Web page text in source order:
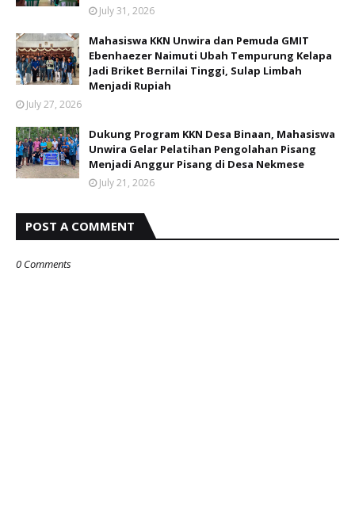
July 31, 2026
Mahasiswa KKN Unwira dan Pemuda GMIT
Ebenhaezer Naimuti Ubah Tempurung Kelapa
Jadi Briket Bernilai Tinggi, Sulap Limbah
Menjadi Rupiah
July 27, 2026
Dukung Program KKN Desa Binaan, Mahasiswa
Unwira Gelar Pelatihan Pengolahan Pisang
Menjadi Anggur Pisang di Desa Nekmese
July 21, 2026
POST A COMMENT
0 Comments